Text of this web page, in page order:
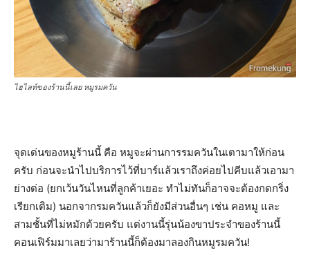
ไฮไลท์ของร้านนี้เลย หมูรมควัน
จุดเด่นของหมูร้านนี้ คือ หมูจะผ่านการรมควันในเตามาให้ก่อน
ครับ ก่อนจะนำไปบริการไว้ที่บาร์แล้วเราถึงค่อยไปคีบแล้วเอามา
ย่างต่อ (ยกเว้นวันไหนที่ลูกค้าเยอะ ทำไม่ทันก็อาจจะต้องกดกริ่ง
เรียกเติม) นอกจากรมควันแล้วก็ยังมีส่วนอื่นๆ เช่น คอหมู และ
สามชั้นที่ไม่หมักด้วยครับ แต่งานนี้รุ่นน้องขาประจำของร้านนี้
คอนเฟิร์มมาเลยว่ามาร้านนี้ก็ต้องมาลองกินหมูรมควัน!